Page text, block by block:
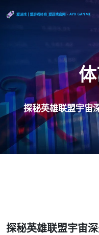
探秘英雄联盟宇宙
探秘英雄联盟宇宙